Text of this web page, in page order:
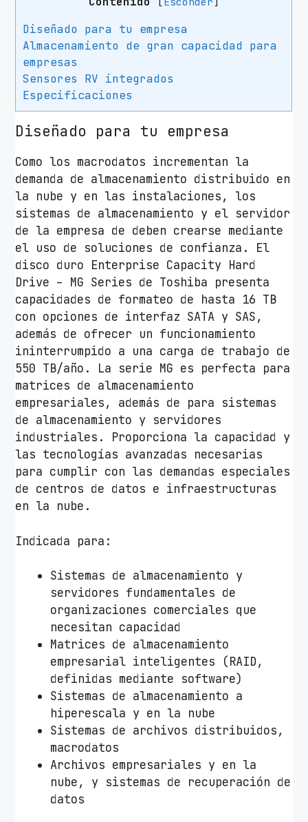
Diseñado para tu empresa
Almacenamiento de gran capacidad para
empresas
Sensores RV integrados
Especificaciones
Diseñado para tu empresa
Como los macrodatos incrementan la
demanda de almacenamiento distribuido en
la nube y en las instalaciones, los
sistemas de almacenamiento y el servidor
de la empresa de deben crearse mediante
el uso de soluciones de confianza. El
disco duro Enterprise Capacity Hard
Drive – MG Series de Toshiba presenta
capacidades de formateo de hasta 16 TB
con opciones de interfaz SATA y SAS,
además de ofrecer un funcionamiento
ininterrumpido a una carga de trabajo de
550 TB/año. La serie MG es perfecta para
matrices de almacenamiento
empresariales, además de para sistemas
de almacenamiento y servidores
industriales. Proporciona la capacidad y
las tecnologías avanzadas necesarias
para cumplir con las demandas especiales
de centros de datos e infraestructuras
en la nube.
Indicada para:
Sistemas de almacenamiento y
servidores fundamentales de
organizaciones comerciales que
necesitan capacidad
Matrices de almacenamiento
empresarial inteligentes (RAID,
definidas mediante software)
Sistemas de almacenamiento a
hiperescala y en la nube
Sistemas de archivos distribuidos,
macrodatos
Archivos empresariales y en la
nube, y sistemas de recuperación de
datos